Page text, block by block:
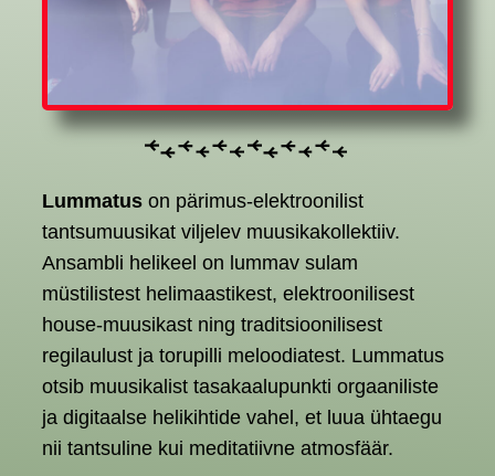
Lummatus on pärimus-elektroonilist
tantsumuusikat viljelev muusikakollektiiv.
Ansambli helikeel on lummav sulam
müstilistest helimaastikest, elektroonilisest
house-muusikast ning traditsioonilisest
regilaulust ja torupilli meloodiatest. Lummatus
otsib muusikalist tasakaalupunkti orgaaniliste
ja digitaalse helikihtide vahel, et luua ühtaegu
nii tantsuline kui meditatiivne atmosfäär.